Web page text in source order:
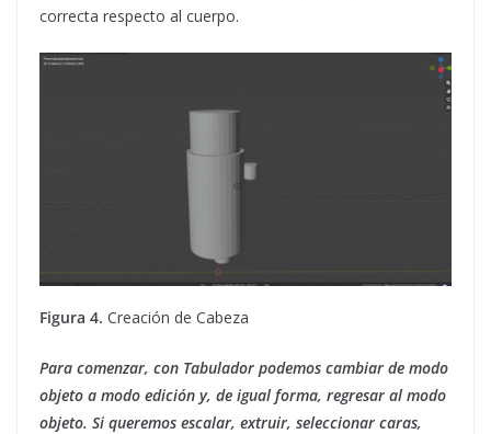
correcta respecto al cuerpo.
Figura 4. Creación de Cabeza
Para comenzar, con Tabulador podemos cambiar de modo
objeto a modo edición y, de igual forma, regresar al modo
objeto. Si queremos escalar, extruir, seleccionar caras,